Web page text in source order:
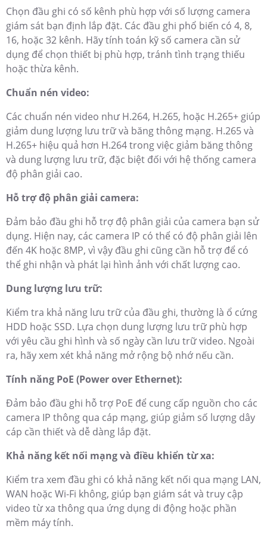
Chọn đầu ghi có số kênh phù hợp với số lượng camera
giám sát bạn định lắp đặt. Các đầu ghi phổ biến có 4, 8,
16, hoặc 32 kênh. Hãy tính toán kỹ số camera cần sử
dụng để chọn thiết bị phù hợp, tránh tình trạng thiếu
hoặc thừa kênh.
Chuẩn nén video:
Các chuẩn nén video như H.264, H.265, hoặc H.265+ giúp
giảm dung lượng lưu trữ và băng thông mạng. H.265 và
H.265+ hiệu quả hơn H.264 trong việc giảm băng thông
và dung lượng lưu trữ, đặc biệt đối với hệ thống camera
độ phân giải cao.
Hỗ trợ độ phân giải camera:
Đảm bảo đầu ghi hỗ trợ độ phân giải của camera bạn sử
dụng. Hiện nay, các camera IP có thể có độ phân giải lên
đến 4K hoặc 8MP, vì vậy đầu ghi cũng cần hỗ trợ để có
thể ghi nhận và phát lại hình ảnh với chất lượng cao.
Dung lượng lưu trữ:
Kiểm tra khả năng lưu trữ của đầu ghi, thường là ổ cứng
HDD hoặc SSD. Lựa chọn dung lượng lưu trữ phù hợp
với yêu cầu ghi hình và số ngày cần lưu trữ video. Ngoài
ra, hãy xem xét khả năng mở rộng bộ nhớ nếu cần.
Tính năng PoE (Power over Ethernet):
Đảm bảo đầu ghi hỗ trợ PoE để cung cấp nguồn cho các
camera IP thông qua cáp mạng, giúp giảm số lượng dây
cáp cần thiết và dễ dàng lắp đặt.
Khả năng kết nối mạng và điều khiển từ xa:
Kiểm tra xem đầu ghi có khả năng kết nối qua mạng LAN,
WAN hoặc Wi-Fi không, giúp bạn giám sát và truy cập
video từ xa thông qua ứng dụng di động hoặc phần
mềm máy tính.